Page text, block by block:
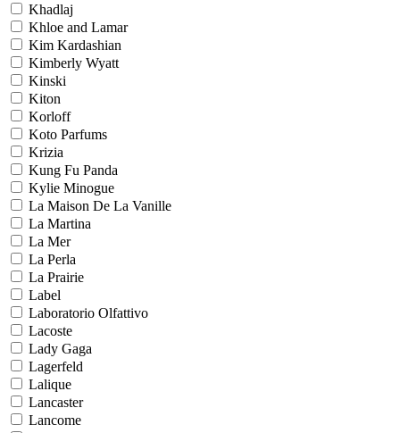
Khadlaj
Khloe and Lamar
Kim Kardashian
Kimberly Wyatt
Kinski
Kiton
Korloff
Koto Parfums
Krizia
Kung Fu Panda
Kylie Minogue
La Maison De La Vanille
La Martina
La Mer
La Perla
La Prairie
Label
Laboratorio Olfattivo
Lacoste
Lady Gaga
Lagerfeld
Lalique
Lancaster
Lancome